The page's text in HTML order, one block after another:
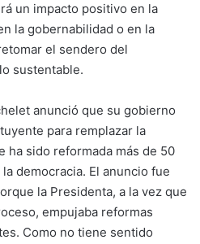
un impacto positivo en la
la gobernabilidad o en la
el sendero del
sustentable.
anunció que su gobierno
para remplazar la
sido reformada más de 50
democracia. El anuncio fue
la Presidenta, a la vez que
empujaba reformas
Como no tiene sentido